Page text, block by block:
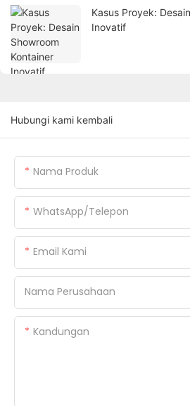
Kasus Proyek:
Inovatif
Hubungi kami kembali
Nama Produk
WhatsApp/Telepon
Email Kami
Nama Perusahaan
Kandungan